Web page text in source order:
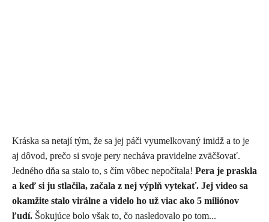
Kráska sa netají tým, že sa jej páči vyumelkovaný imidž a to je
aj dôvod, prečo si svoje pery necháva pravidelne zväčšovať.
Jedného dňa sa stalo to, s čím vôbec nepočítala! Pera je praskla
a keď si ju stlačila, začala z nej výplň vytekať. Jej video sa
okamžite stalo virálne a videlo ho už viac ako 5 miliónov
ľudí. Šokujúce bolo však to, čo nasledovalo po tom...